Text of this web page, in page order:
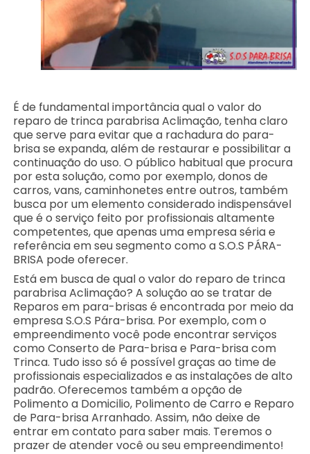
É de fundamental importância qual o valor do
reparo de trinca parabrisa Aclimação, tenha claro
que serve para evitar que a rachadura do para-
brisa se expanda, além de restaurar e possibilitar a
continuação do uso. O público habitual que procura
por esta solução, como por exemplo, donos de
carros, vans, caminhonetes entre outros, também
busca por um elemento considerado indispensável
que é o serviço feito por profissionais altamente
competentes, que apenas uma empresa séria e
referência em seu segmento como a S.O.S PÁRA-
BRISA pode oferecer.
Está em busca de qual o valor do reparo de trinca
parabrisa Aclimação? A solução ao se tratar de
Reparos em para-brisas é encontrada por meio da
empresa S.O.S Pára-brisa. Por exemplo, com o
empreendimento você pode encontrar serviços
como Conserto de Para-brisa e Para-brisa com
Trinca. Tudo isso só é possível graças ao time de
profissionais especializados e as instalações de alto
padrão. Oferecemos também a opção de
Polimento a Domicilio, Polimento de Carro e Reparo
de Para-brisa Arranhado. Assim, não deixe de
entrar em contato para saber mais. Teremos o
prazer de atender você ou seu empreendimento!